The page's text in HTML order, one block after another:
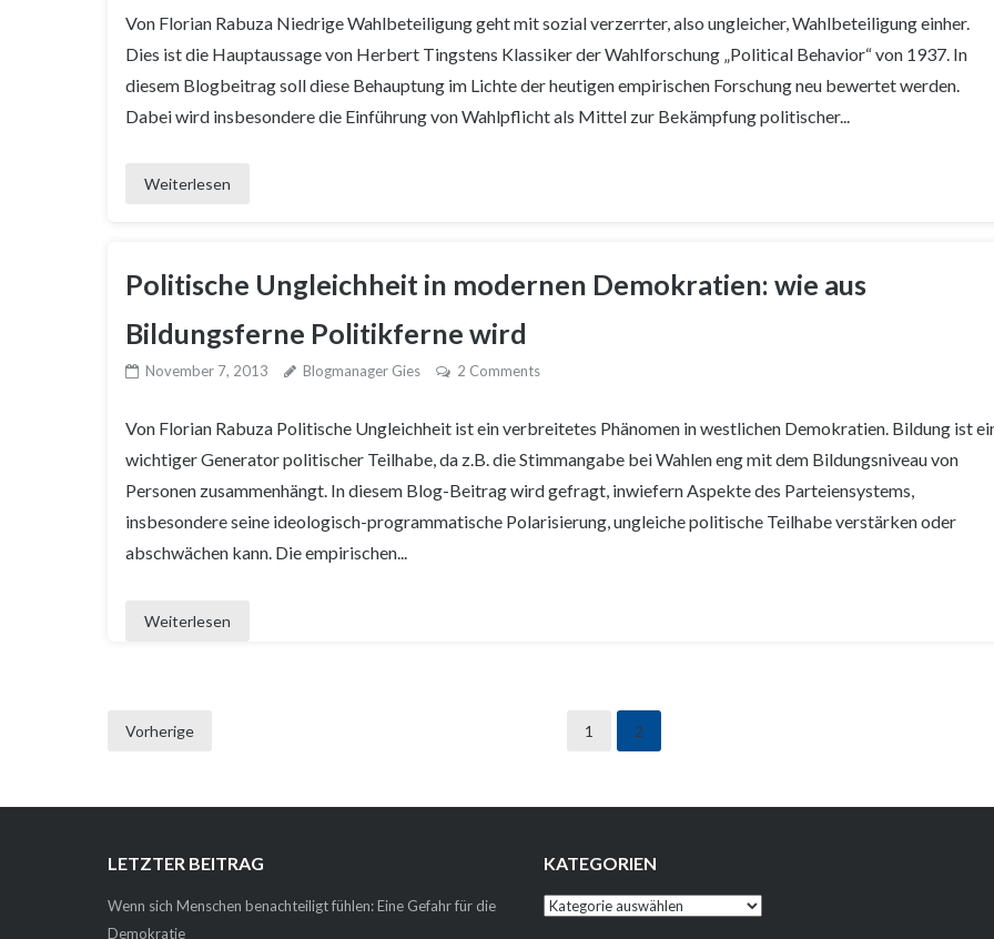
Von Florian Rabuza Niedrige Wahlbeteiligung geht mit sozial verzerrter, also ungleicher, Wahlbeteiligung einher.
Dies ist die Hauptaussage von Herbert Tingstens Klassiker der Wahlforschung „Political Behavior“ von 1937. In
diesem Blogbeitrag soll diese Behauptung im Lichte der heutigen empirischen Forschung neu bewertet werden.
Dabei wird insbesondere die Einführung von Wahlpflicht als Mittel zur Bekämpfung politischer...
Weiterlesen
Politische Ungleichheit in modernen Demokratien: wie aus
Bildungsferne Politikferne wird
November 7, 2013 Blogmanager Gies 2 Comments
Von Florian Rabuza Politische Ungleichheit ist ein verbreitetes Phänomen in westlichen Demokratien. Bildung ist
wichtiger Generator politischer Teilhabe, da z.B. die Stimmangabe bei Wahlen eng mit dem Bildungsniveau von
Personen zusammenhängt. In diesem Blog-Beitrag wird gefragt, inwiefern Aspekte des Parteiensystems,
insbesondere seine ideologisch-programmatische Polarisierung, ungleiche politische Teilhabe verstärken oder
abschwächen kann. Die empirischen...
Weiterlesen
Seitennummerierung
Vorherige 1 2
LETZTER BEITRAG
Wenn sich Menschen benachteiligt fühlen: Eine Gefahr für die
Demokratie
KATEGORIEN
Kategorien